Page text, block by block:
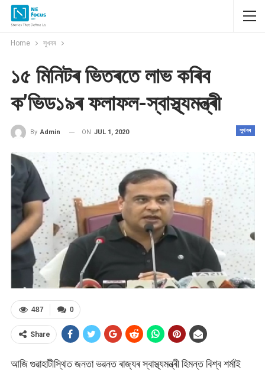
Home সুখবৰ
১৫ মিনিটৰ ভিতৰতে লাভ কৰিব
ক’ভিড১৯ৰ ফলাফল-স্বাস্থ্যমন্ত্ৰী
সুখবৰ
By Admin ON JUL 1, 2020
0
487
Share
আজি গুৱাহাটীস্থিত জনতা ভৱনত ৰাজ্যৰ স্বাস্থ্যমন্ত্ৰী হিমন্ত বিশ্ব শৰ্মাই